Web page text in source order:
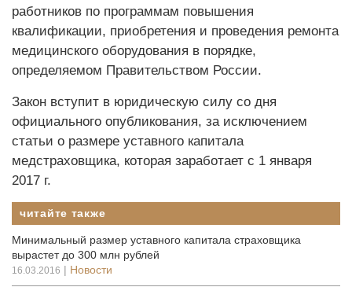
работников по программам повышения
квалификации, приобретения и проведения ремонта
медицинского оборудования в порядке,
определяемом Правительством России.
Закон вступит в юридическую силу со дня
официального опубликования, за исключением
статьи о размере уставного капитала
медстраховщика, которая заработает с 1 января
2017 г.
читайте также
Минимальный размер уставного капитала страховщика
вырастет до 300 млн рублей
16.03.2016 | Новости